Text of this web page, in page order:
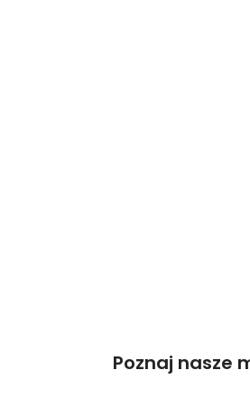
Poznaj nasze